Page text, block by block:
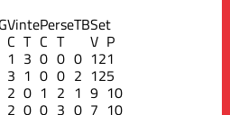
VintePerseTBSet
C T C T V P
1 3 0 0 0 121
3 1 0 0 2 125
2 0 1 2 1 9 10
2 0 0 3 0 7 10